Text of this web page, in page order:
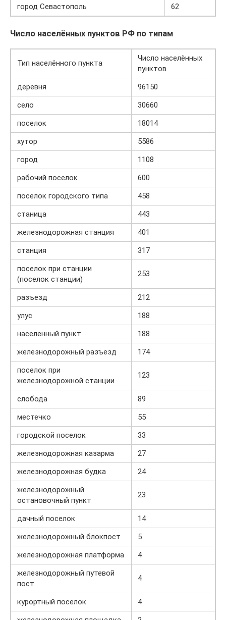
город Севастополь
62
Число населённых пунктов РФ по типам
Тип населённого пункта
Число населённых
пунктов
деревня
96150
село
30660
поселок
18014
хутор
5586
город
1108
рабочий поселок
600
поселок городского типа
458
станица
443
железнодорожная станция
401
станция
317
поселок при станции
(поселок станции)
253
разъезд
212
улус
188
населенный пункт
188
железнодорожный разъезд
174
поселок при
железнодорожной станции
123
слобода
89
местечко
55
городской поселок
33
железнодорожная казарма
27
железнодорожная будка
24
железнодорожный
остановочный пункт
23
дачный поселок
14
железнодорожный блокпост
5
железнодорожная платформа
4
железнодорожный путевой
пост
4
курортный поселок
4